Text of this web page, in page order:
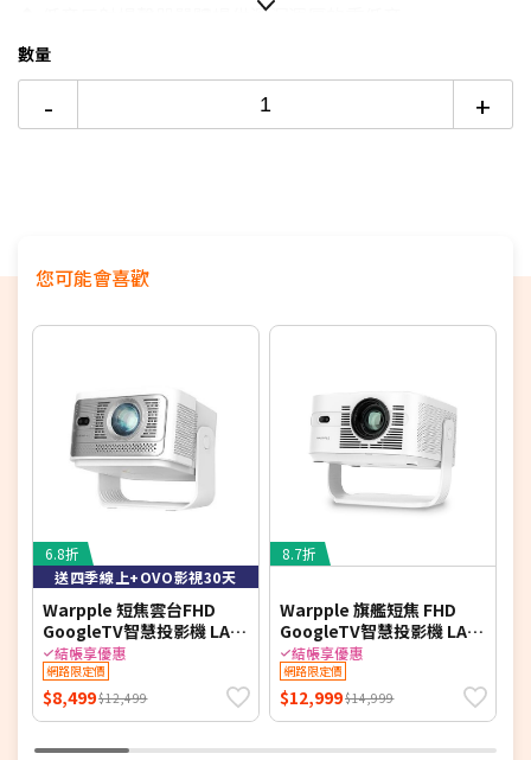
◆ 低音反射揚聲器單體提供深沉渾厚的重低音
◆ Σ 磁路帶來清晰深沉的重低音，減少聲音失真
◆ 具備無線連線能力，設置方便
數量
- +
您可能會喜歡
6.8折
送四季線上+OVO影視30天
Warpple 短焦雲台FHD
GoogleTV智慧投影機 LA8
SE*送四季線上+OVO影視
30天 【智慧家庭】
結帳享優惠
網路限定價
$8,499$12,499
8.7折
Warpple 旗艦短焦 FHD
GoogleTV智慧投影機 LA10
Pro*送四季線上+影視30天
【智慧家庭】
結帳享優惠
網路限定價
$12,999$14,999